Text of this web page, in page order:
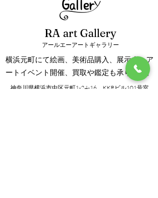
RA art Gallery
アールエーアートギャラリー
横浜元町にて絵画、美術品購入、展示会、ア
ートイベント開催、買取や鑑定も承ります。
神奈川県横浜市中区元町1-24-16 KKRビル101号室